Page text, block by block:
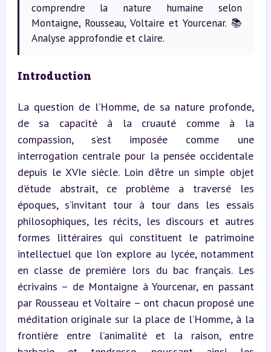
comprendre la nature humaine selon
Montaigne, Rousseau, Voltaire et Yourcenar. 📚
Analyse approfondie et claire.
Introduction
La question de l’Homme, de sa nature profonde,
de sa capacité à la cruauté comme à la
compassion, s’est imposée comme une
interrogation centrale pour la pensée occidentale
depuis le XVIe siècle. Loin d’être un simple objet
d’étude abstrait, ce problème a traversé les
époques, s’invitant tour à tour dans les essais
philosophiques, les récits, les discours et autres
formes littéraires qui constituent le patrimoine
intellectuel que l’on explore au lycée, notamment
en classe de première lors du bac français. Les
écrivains – de Montaigne à Yourcenar, en passant
par Rousseau et Voltaire – ont chacun proposé une
méditation originale sur la place de l’Homme, à la
frontière entre l’animalité et la raison, entre